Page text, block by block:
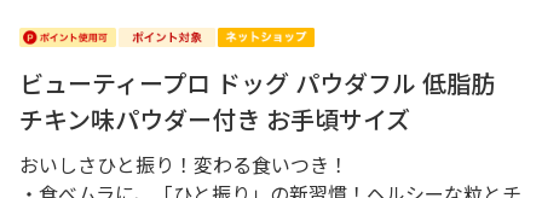
ビューティープロ ドッグ パウダフル 低脂肪
チキン味パウダー付き お手頃サイズ
おいしさひと振り！変わる食いつき！